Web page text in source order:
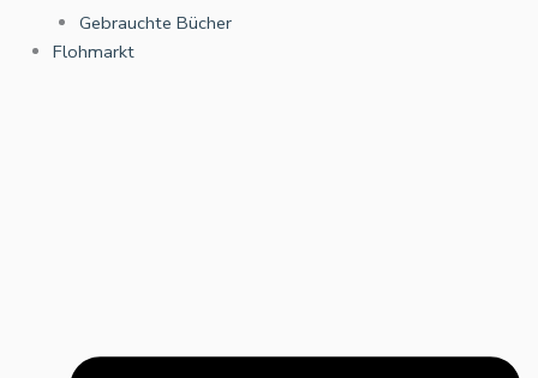
Gebrauchte Bücher
Flohmarkt